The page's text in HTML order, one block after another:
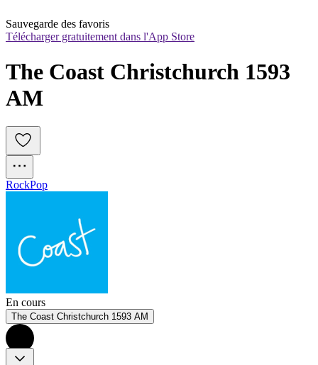
Sauvegarde des favoris
Télécharger gratuitement dans l'App Store
The Coast Christchurch 1593
AM
RockPop
En cours
The Coast Christchurch 1593 AM